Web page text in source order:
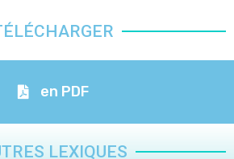
en PDF
LEXIQUES